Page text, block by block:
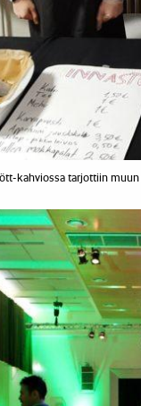
kahviossa tarjottiin